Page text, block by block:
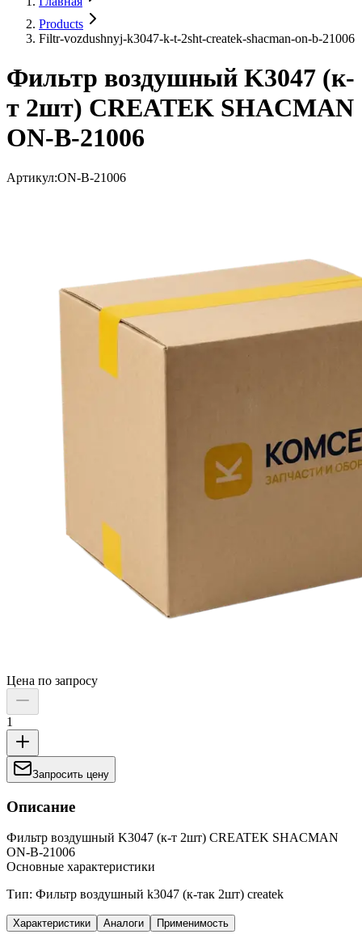
Products
Filtr-vozdushnyj-k3047-k-t-2sht-createk-shacman-on-b-21006
Фильтр воздушный K3047 (к-
т 2шт) CREATEK SHACMAN
ON-B-21006
Артикул:ON-B-21006
Цена по запросу
1
Запросить цену
Описание
Фильтр воздушный K3047 (к-т 2шт) CREATEK SHACMAN
ON-B-21006
Основные характеристики
Тип: Фильтр воздушный k3047 (к-так 2шт) createk
Характеристики Аналоги Применимость